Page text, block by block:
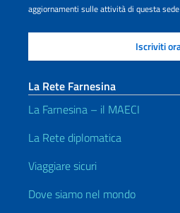
aggiornamenti sulle attività di questa sede
La Rete Farnesina
La Farnesina – il MAECI
La Rete diplomatica
Viaggiare sicuri
Dove siamo nel mondo